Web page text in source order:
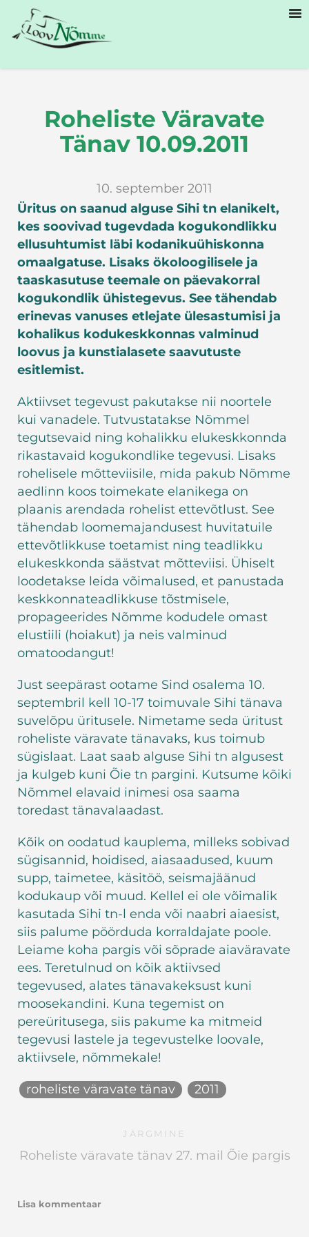
Roheliste Väravate
Tänav 10.09.2011
10. september 2011
Üritus on saanud alguse Sihi tn elanikelt,
kes soovivad tugevdada kogukondlikku
ellusuhtumist läbi kodanikuühiskonna
omaalgatuse. Lisaks ökoloogilisele ja
taaskasutuse teemale on päevakorral
kogukondlik ühistegevus. See tähendab
erinevas vanuses etlejate ülesastumisi ja
kohalikus kodukeskkonnas valminud
loovus ja kunstialasete saavutuste
esitlemist.
Aktiivset tegevust pakutakse nii noortele
kui vanadele. Tutvustatakse Nõmmel
tegutsevaid ning kohalikku elukeskkonnda
rikastavaid kogukondlike tegevusi. Lisaks
rohelisele mõtteviisile, mida pakub Nõmme
aedlinn koos toimekate elanikega on
plaanis arendada rohelist ettevõtlust. See
tähendab loomemajandusest huvitatuile
ettevõtlikkuse toetamist ning teadlikku
elukeskkonda säästvat mõtteviisi. Ühiselt
loodetakse leida võimalused, et panustada
keskkonnateadlikkuse tõstmisele,
propageerides Nõmme kodudele omast
elustiili (hoiakut) ja neis valminud
omatoodangut!
Just seepärast ootame Sind osalema 10.
septembril kell 10-17 toimuvale Sihi tänava
suvelõpu üritusele. Nimetame seda üritust
roheliste väravate tänavaks, kus toimub
sügislaat. Laat saab alguse Sihi tn algusest
ja kulgeb kuni Õie tn pargini. Kutsume kõiki
Nõmmel elavaid inimesi osa saama
toredast tänavalaadast.
Kõik on oodatud kauplema, milleks sobivad
sügisannid, hoidised, aiasaadused, kuum
supp, taimetee, käsitöö, seismajäänud
kodukaup või muud. Kellel ei ole võimalik
kasutada Sihi tn-l enda või naabri aiaesist,
siis palume pöörduda korraldajate poole.
Leiame koha pargis või sõprade aiaväravate
ees. Teretulnud on kõik aktiivsed
tegevused, alates tänavakeksust kuni
moosekandini. Kuna tegemist on
pereüritusega, siis pakume ka mitmeid
tegevusi lastele ja tegevustelke loovale,
aktiivsele, nõmmekale!
roheliste väravate tänav 2011
JÄRGMINE
Roheliste väravate tänav 27. mail Õie pargis
Lisa kommentaar